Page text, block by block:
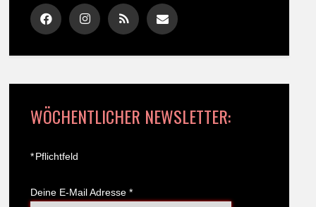
WÖCHENTLICHER NEWSLETTER:
*Pflichtfeld
Deine E-Mail Adresse *